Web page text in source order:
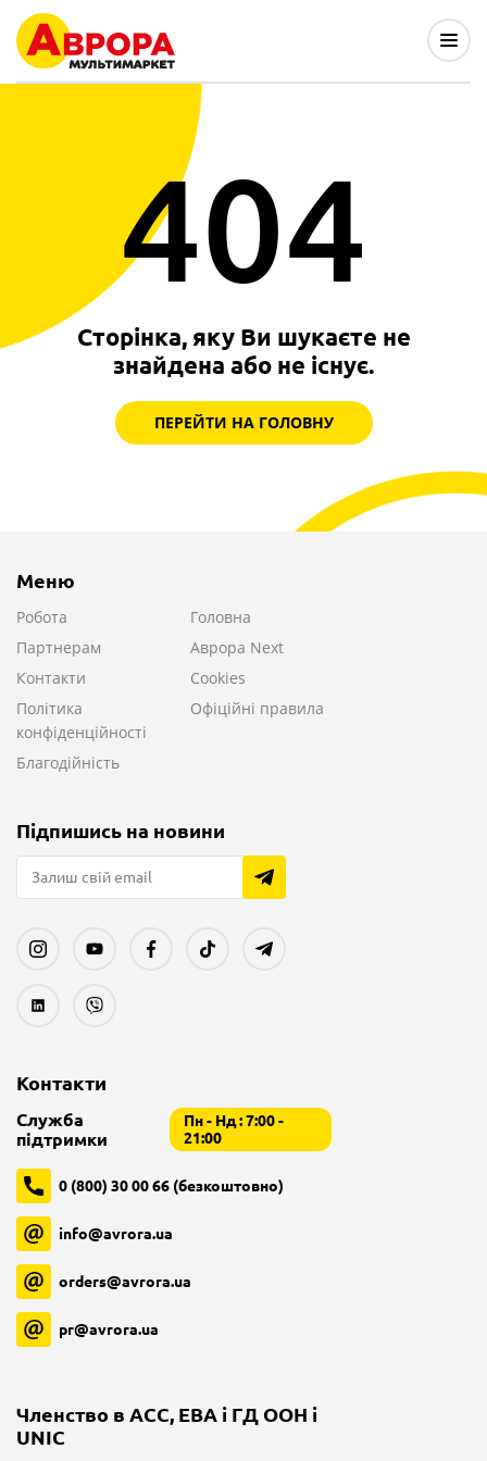
404
Сторінка, яку Ви шукаєте не
знайдена або не існує.
ПЕРЕЙТИ НА ГОЛОВНУ
Меню
Робота
Головна
Партнерам
Аврора Next
Контакти
Cookies
Політика
конфіденційності
Офіційні правила
Благодійність
Підпишись на новини
Контакти
Служба
підтримки
Пн - Нд : 7:00 -
21:00
0 (800) 30 00 66 (безкоштовно)
info@avrora.ua
orders@avrora.ua
pr@avrora.ua
Членство в ACC, EBA і ГД ООН і
UNIC